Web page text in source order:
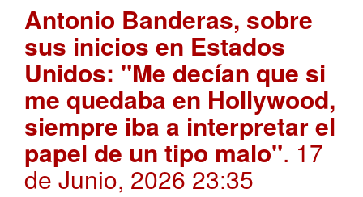
Antonio Banderas, sobre
sus inicios en Estados
Unidos: "Me decían que si
me quedaba en Hollywood,
siempre iba a interpretar el
papel de un tipo malo". 17
de Junio, 2026 23:35